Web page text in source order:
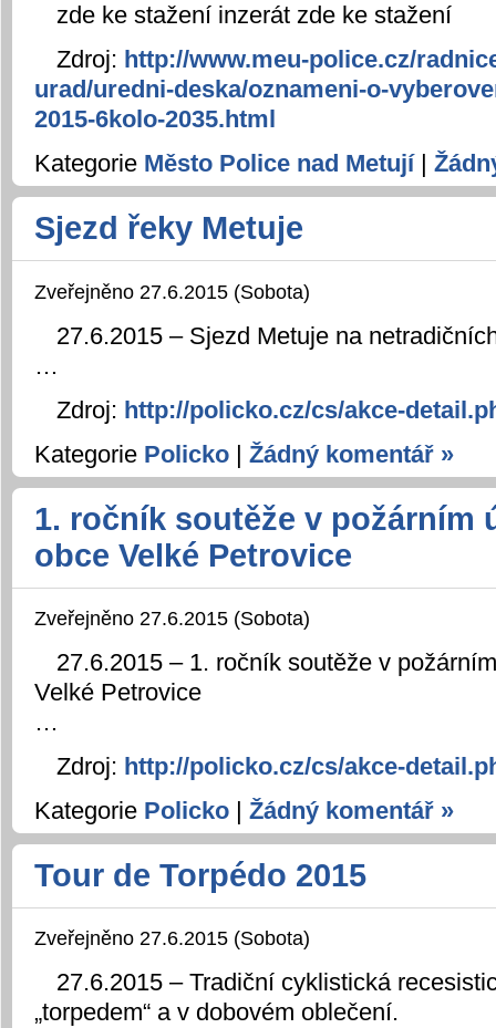
zde ke stažení inzerát zde ke stažení
Zdroj: http://www.meu-police.cz/
urad/uredni-deska/oznameni-o-
2015-6kolo-2035.html
Kategorie Město Police nad Metují|
Sjezd řeky Metuje
Zveřejněno 27.6.2015 (Sobota)
27.6.2015 – Sjezd Metuje na
…
Zdroj: http://policko.cz/cs/akce-
Kategorie Policko | Žádný komentář »
1. ročník soutěže v požárním
obce Velké Petrovice
Zveřejněno 27.6.2015 (Sobota)
27.6.2015 – 1. ročník soutěže v
Velké Petrovice
…
Zdroj: http://policko.cz/cs/akce-
Kategorie Policko | Žádný komentář »
Tour de Torpédo 2015
Zveřejněno 27.6.2015 (Sobota)
27.6.2015 – Tradiční cyklistická
„torpedem“ a v dobovém oblečení.